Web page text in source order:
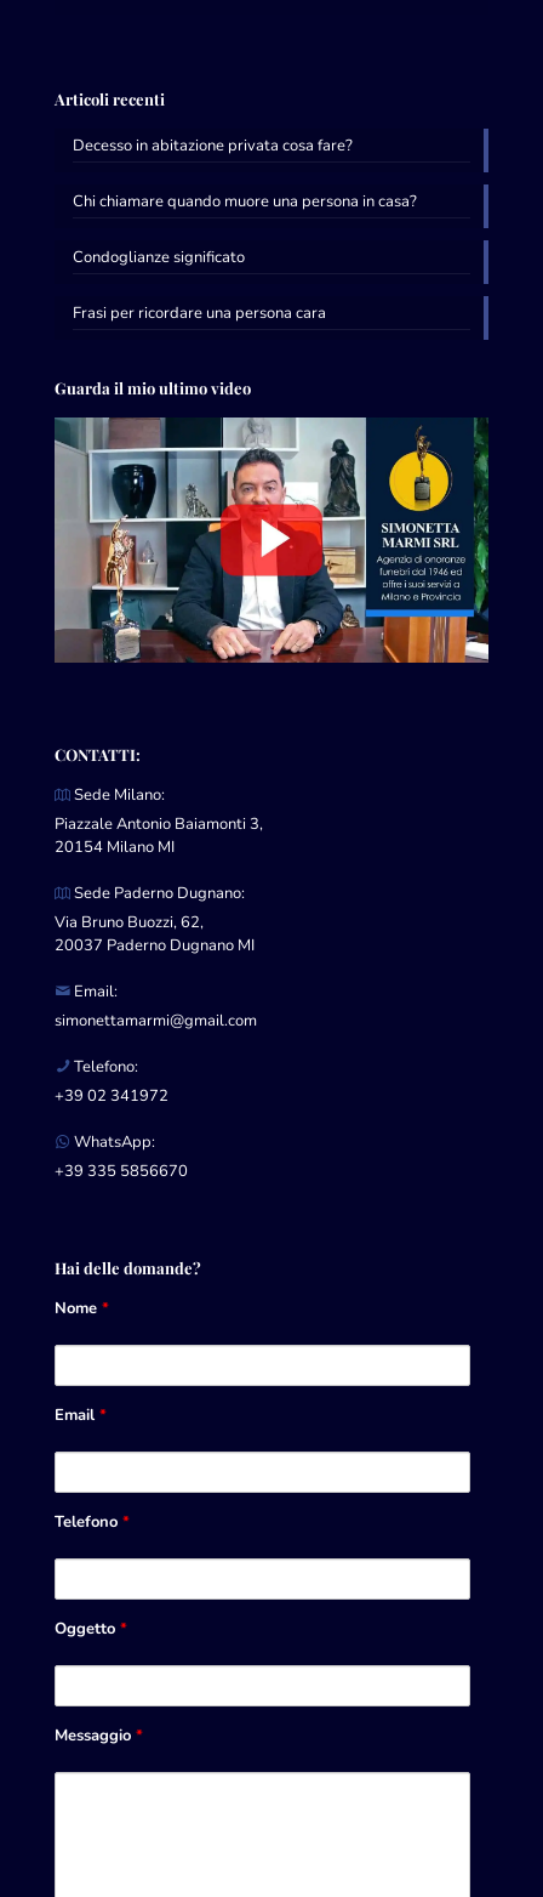
Articoli recenti
Decesso in abitazione privata cosa fare?
Chi chiamare quando muore una persona in casa?
Condoglianze significato
Frasi per ricordare una persona cara
Guarda il mio ultimo video
CONTATTI:
Sede Milano:
Piazzale Antonio Baiamonti 3,
20154 Milano MI
Sede Paderno Dugnano:
Via Bruno Buozzi, 62,
20037 Paderno Dugnano MI
Email:
simonettamarmi@gmail.com
Telefono:
+39 02 341972
WhatsApp:
+39 335 5856670
Hai delle domande?
Nome *
Email *
Telefono *
Oggetto *
Messaggio *